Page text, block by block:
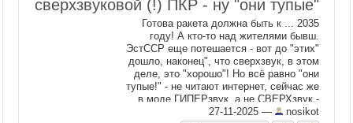
сверхзвуковой (!) ПКР - ну "они тупые"
Готова ракета должна быть к ... 2035
году! А кто-то над жителями бывш.
ЭстССР еще потешается - вот до "этих"
дошло, наконец", что сверхзвук, в этом
деле, это "хорошо"! Но всё равно "они
тупые!" - не читают интернет, сейчас же
в моде ГИПЕРзвук, а не СВЕРХзвук -
безнадега... Не то что ...
27-11-2025 — nosikot